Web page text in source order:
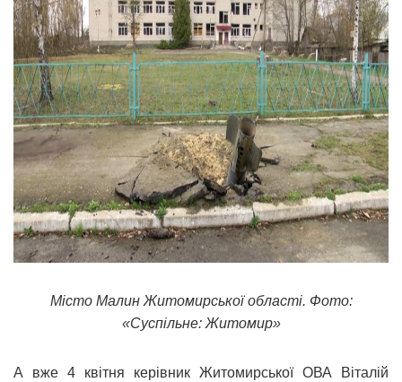
Місто Малин Житомирської області. Фото:
«Суспільне: Житомир»
А вже 4 квітня керівник Житомирської ОВА Віталій